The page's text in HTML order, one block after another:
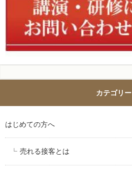
カテゴリー
はじめての方へ
売れる接客とは